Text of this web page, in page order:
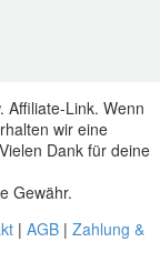
Affiliate-Link. Wenn
wir eine
Dank für deine
Gewähr.
| AGB | Zahlung &